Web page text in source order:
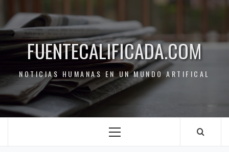
FUENTECALIFICADA.COM
NOTICIAS HUMANAS EN UN MUNDO ARTIFICAL